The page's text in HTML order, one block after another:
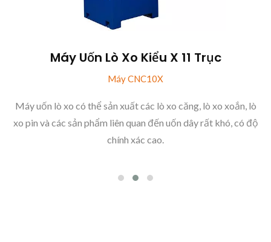
Máy Uốn Lò Xo Kiểu X 11 Trục
Máy CNC10X
Máy uốn lò xo có thể sản xuất các lò xo căng, lò xo xoắn, lò
xo pin và các sản phẩm liên quan đến uốn dây rất khó, có độ
chính xác cao.